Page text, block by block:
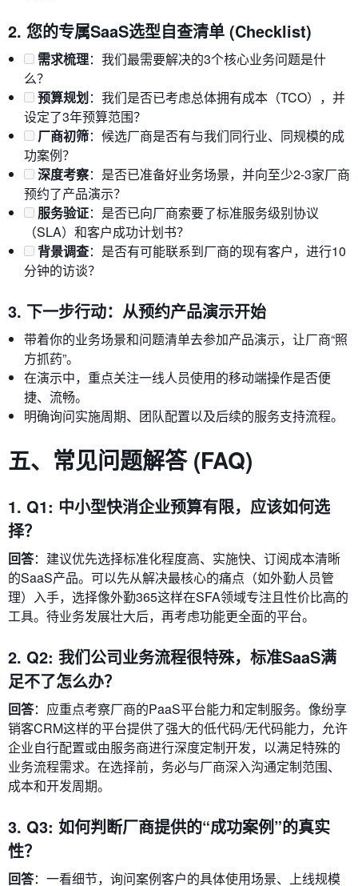
2. 您的专属SaaS选型自查清单 (Checklist)
需求梳理：我们最需要解决的3个核心业务问题是什
么？
预算规划：我们是否已考虑总体拥有成本（TCO），并
设定了3年预算范围？
厂商初筛：候选厂商是否有与我们同行业、同规模的成
功案例？
深度考察：是否已准备好业务场景，并向至少2-3家厂商
预约了产品演示？
服务验证：是否已向厂商索要了标准服务级别协议
（SLA）和客户成功计划书？
背景调查：是否有可能联系到厂商的现有客户，进行10
分钟的访谈？
3. 下一步行动：从预约产品演示开始
带着你的业务场景和问题清单去参加产品演示，让厂商“照
方抓药”。
在演示中，重点关注一线人员使用的移动端操作是否便
捷、流畅。
明确询问实施周期、团队配置以及后续的服务支持流程。
五、常见问题解答 (FAQ)
1. Q1: 中小型快消企业预算有限，应该如何选
择？
回答：建议优先选择标准化程度高、实施快、订阅成本清晰
的SaaS产品。可以先从解决最核心的痛点（如外勤人员管
理）入手，选择像外勤365这样在SFA领域专注且性价比高的
工具。待业务发展壮大后，再考虑功能更全面的平台。
2. Q2: 我们公司业务流程很特殊，标准SaaS满
足不了怎么办？
回答：应重点考察厂商的PaaS平台能力和定制服务。像纷享
销客CRM这样的平台提供了强大的低代码/无代码能力，允许
企业自行配置或由服务商进行深度定制开发，以满足特殊的
业务流程需求。在选择前，务必与厂商深入沟通定制范围、
成本和开发周期。
3. Q3: 如何判断厂商提供的“成功案例”的真实
性？
回答：一看细节，询问案例客户的具体使用场景、上线规模